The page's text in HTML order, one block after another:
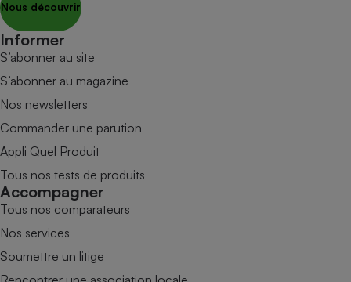
Nous découvrir
Informer
S’abonner au site
S’abonner au magazine
Nos newsletters
Commander une parution
Appli Quel Produit
Tous nos tests de produits
Accompagner
Tous nos comparateurs
Nos services
Soumettre un litige